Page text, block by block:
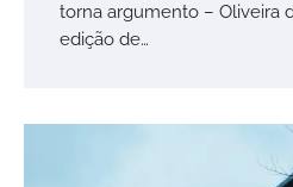
torna argumento – Oliveira
edição de…